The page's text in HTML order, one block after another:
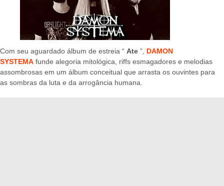
Com seu aguardado álbum de estreia “ Ate ”,
DAMON
SYSTEMA funde alegoria mitológica, riffs esmagadores e melodias
assombrosas em um álbum conceitual que arrasta os ouvintes para
as sombras da luta e da arrogância humana.